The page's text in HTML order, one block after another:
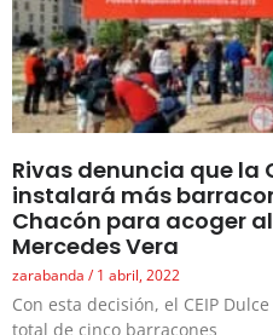
Rivas denuncia que la
instalará más
Chacón para acoger
Mercedes Vera
zarabanda 1 abril, 2022
Con esta decisión, el CEIP
total de cinco barracones